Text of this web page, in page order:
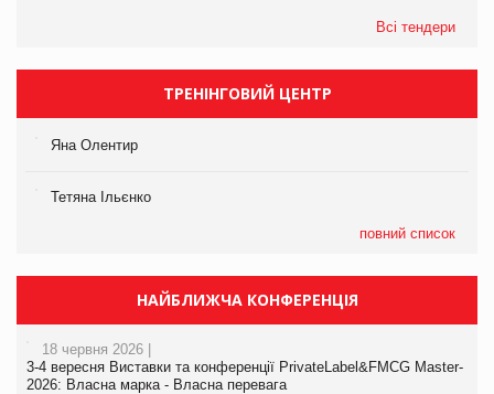
Всі тендери
ТРЕНІНГОВИЙ ЦЕНТР
Яна Олентир
Тетяна Ільєнко
повний список
НАЙБЛИЖЧА КОНФЕРЕНЦІЯ
18 червня 2026 |
3-4 вересня Виставки та конференції PrivateLabel&FMCG Master-
2026: Власна марка - Власна перевага